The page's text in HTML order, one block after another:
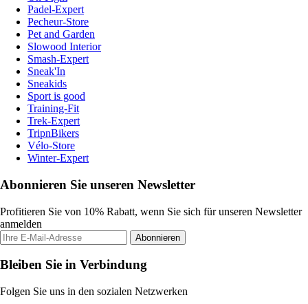
Padel-Expert
Pecheur-Store
Pet and Garden
Slowood Interior
Smash-Expert
Sneak'In
Sneakids
Sport is good
Training-Fit
Trek-Expert
TripnBikers
Vélo-Store
Winter-Expert
Abonnieren Sie unseren Newsletter
Profitieren Sie von 10% Rabatt, wenn Sie sich für unseren Newsletter
anmelden
Abonnieren
Bleiben Sie in Verbindung
Folgen Sie uns in den sozialen Netzwerken